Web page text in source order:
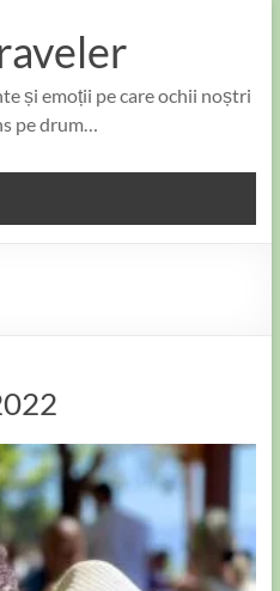
și emoții pe care ochii noștri
pe drum…